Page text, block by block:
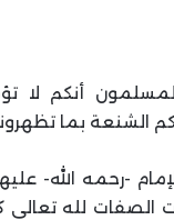
أنكم لا
الشنعة بما
-رحمه الله-
الصفات لله